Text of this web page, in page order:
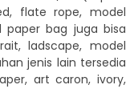
flate rope, model
paper bag juga bisa
ladscape, model
jenis lain tersedia
art caron, ivory,